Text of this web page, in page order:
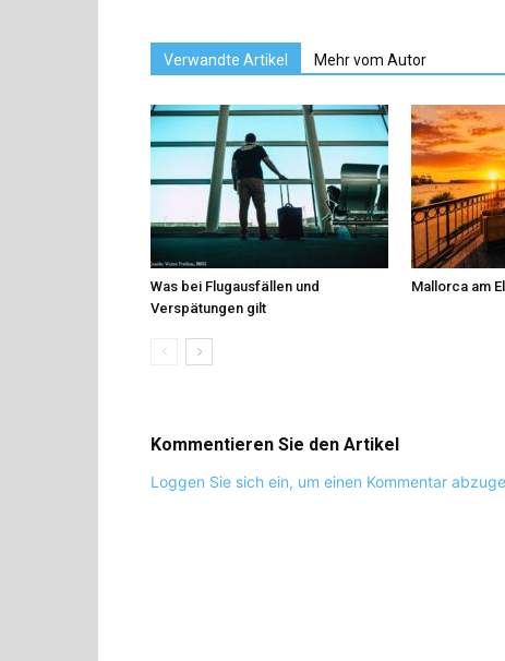
Verwandte Artikel Mehr vom Autor
Was bei Flugausfällen und
Verspätungen gilt
Mallorca am
Kommentieren Sie den Artikel
Loggen Sie sich ein, um einen Kommentar